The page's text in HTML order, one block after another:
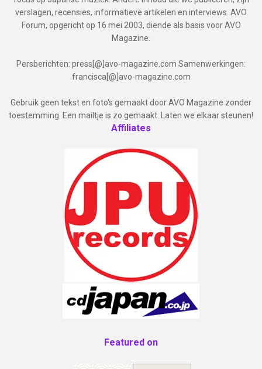
verslagen, recensies, informatieve artikelen en interviews. AVO
Forum, opgericht op 16 mei 2003, diende als basis voor AVO
Magazine.
Persberichten: press[@]avo-magazine.com Samenwerkingen:
francisca[@]avo-magazine.com
Gebruik geen tekst en foto's gemaakt door AVO Magazine zonder
toestemming. Een mailtje is zo gemaakt. Laten we elkaar steunen!
Affiliates
Featured on